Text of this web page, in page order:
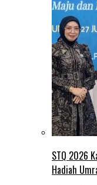
STQ 2026
Hadiah